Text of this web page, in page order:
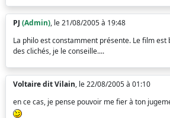
PJ (Admin), le 21/08/2005 à 19:48
La philo est constamment présente. Le film est
des clichés, je le conseille....
Voltaire dit Vilain, le 22/08/2005 à 01:10
en ce cas, je pense pouvoir me fier à ton